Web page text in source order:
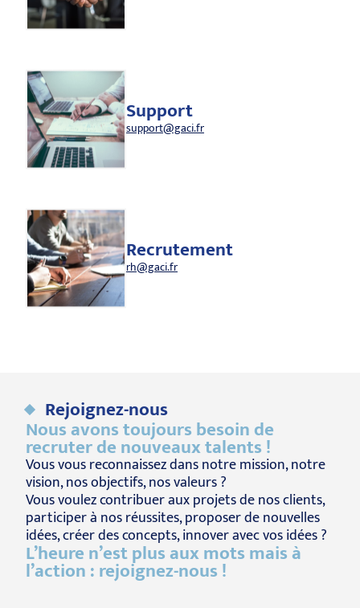
Support
support@gaci.fr
Recrutement
rh@gaci.fr
Rejoignez-nous
Nous avons toujours besoin de
recruter de nouveaux talents !
Vous vous reconnaissez dans notre mission, notre
vision, nos objectifs, nos valeurs ?
Vous voulez contribuer aux projets de nos clients,
participer à nos réussites, proposer de nouvelles
idées, créer des concepts, innover avec vos idées ?
L’heure n’est plus aux mots mais à
l’action : rejoignez-nous !